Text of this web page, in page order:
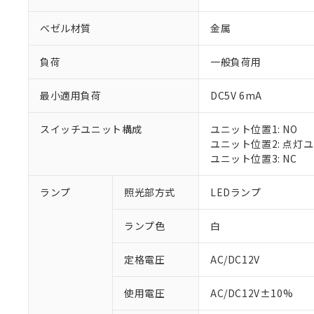
ベゼル材質 金属
負荷 一般負荷用
最小適用負荷 DC5V 6mA
スイッチユニット構成
ユニット位置1: NO
ユニット位置2: 点灯
ユニット位置3: NC
ランプ 照光部方式 LEDランプ
ランプ色 白
定格電圧 AC/DC12V
使用電圧 AC/DC12V±10%
※1 対応状況